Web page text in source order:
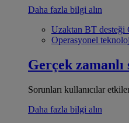
Daha fazla bilgi alın
Uzaktan BT desteği
Operasyonel
Gerçek
Sorunları kullanıcılar
Daha fazla bilgi alın